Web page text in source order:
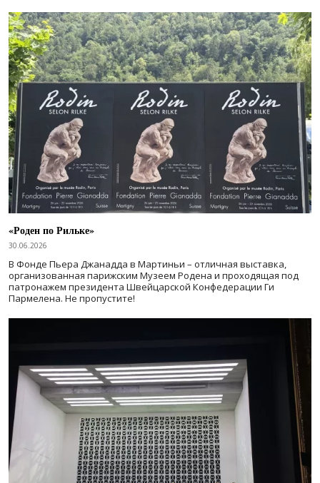
«Роден по Рильке»
30.06.2026
В Фонде Пьера Джанадда в Мартиньи – отличная выставка,
организованная парижским Музеем Родена и проходящая под
патронажем президента Швейцарской Конфедерации Ги
Пармелена. Не пропустите!